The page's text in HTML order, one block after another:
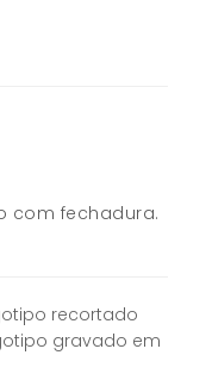
com fechadura.
recortado
gravado em